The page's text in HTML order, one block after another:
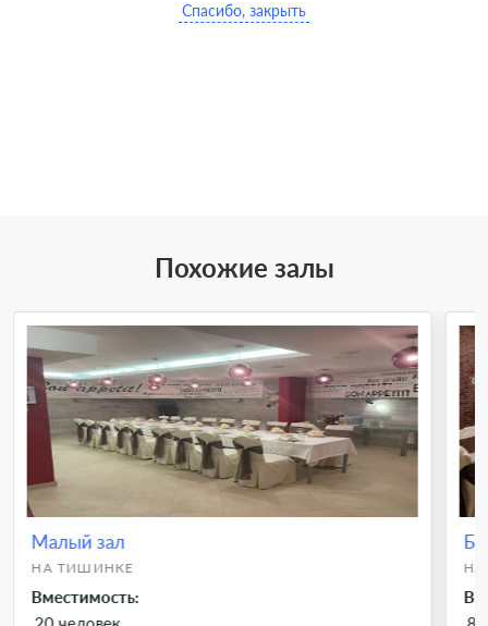
Спасибо, закрыть
Похожие залы
Малый зал
НА ТИШИНКЕ
Вместимость: